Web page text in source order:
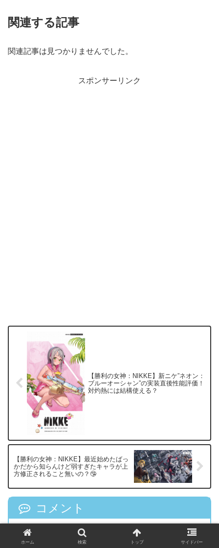
関連する記事
関連記事は見つかりませんでした。
スポンサーリンク
【勝利の女神：NIKKE】新ニケ”ネオン：
ブルーオーシャン”の実装直後性能評価！
対灼熱には結構使える？
【勝利の女神：NIKKE】最近始めたばっ
かだから知らんけど弱すぎたキャラが上
方修正されること無いの？🤥
コメント
投稿日：2023/06/22(木) 13:03:36
期待してる所に水を差すようで悪いが間違いな
ホーム 検索 トップ サイドバー